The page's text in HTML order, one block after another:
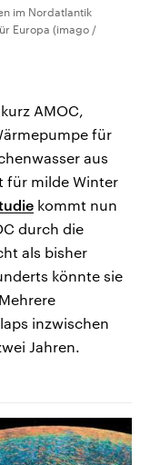
im Nordatlantik
Europa (imago /
AMOC,
für
aus
für milde Winter
kommt nun
durch die
als bisher
könnte sie
inzwischen
Jahren.